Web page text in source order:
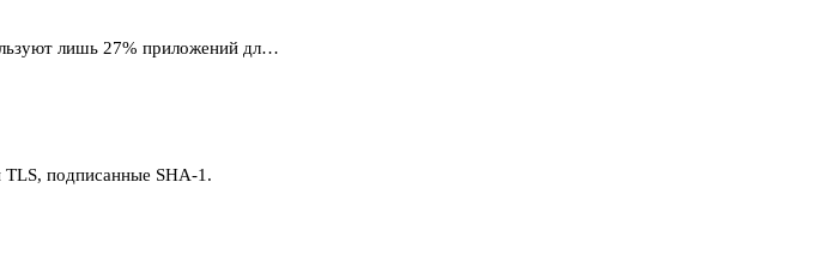
лишь 27% приложений дл…
TLS, подписанные SHA-1.